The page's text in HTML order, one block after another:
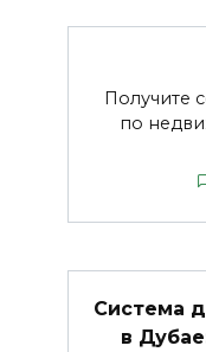
Получите
по
Система
в